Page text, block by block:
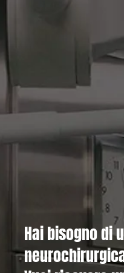
Hai bisogno di